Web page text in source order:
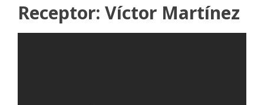
Receptor: Víctor Martínez